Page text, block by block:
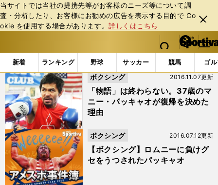
当サイトでは当社の提携先等がお客様のニーズ等について調
査・分析したり、お客様にお勧めの広告を表⽰する⽬的で Co
okie を使⽤する場合があります。詳しくはこちら
閉じ
る
web Sportiva (webスポルティーバ)
検索
マイペ
ー
ジ
メニュ
新着 ランキング 野球 サッカー 競馬 ゴ
b
ス
ポ
ル
テ
ィ
ー
バ
「#KO負け」の最新ニュース・ 情報
「物語」は終わらない。37歳のマ
ニー・パッキャオが復帰を決めた
理由
2016.11.07更新
ボクシング
【ボクシング】ロムニーに負けグ
セをうつされたパッキャオ
2016.07.12更新
ボクシング